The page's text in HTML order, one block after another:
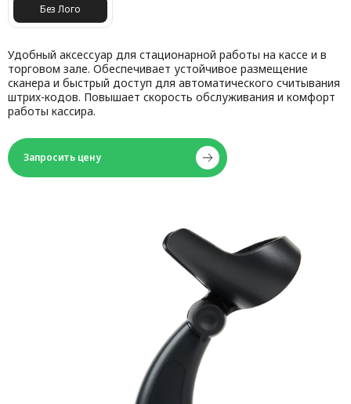
Без Лого
Удобный аксессуар для стационарной работы на кассе и в
торговом зале. Обеспечивает устойчивое размещение
сканера и быстрый доступ для автоматического считывания
штрих-кодов. Повышает скорость обслуживания и комфорт
работы кассира.
Запросить цену